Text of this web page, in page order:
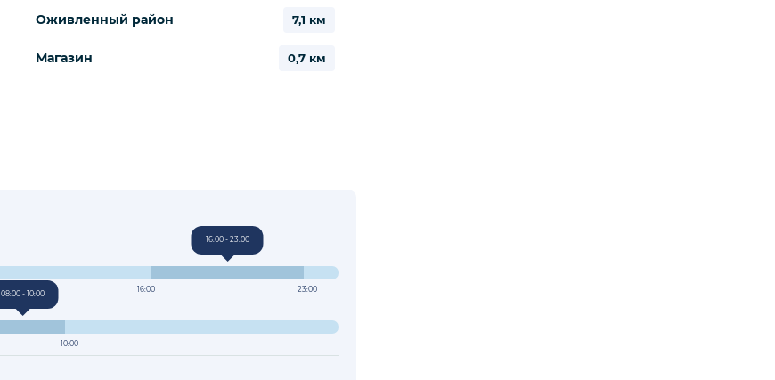
Оживленный район 7,1 км
Магазин 0,7 км
16:00 23:00
16:00 - 23:00
10:00
08:00 - 10:00